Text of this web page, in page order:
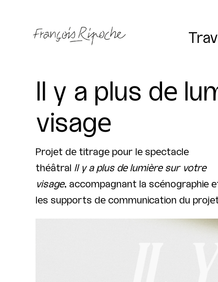
Il y a plus de
visage
Projet de titrage pour le spectacle
théâtral Il y a plus de lumière sur votre
visage, accompagnant la scénographie
les supports de communication du